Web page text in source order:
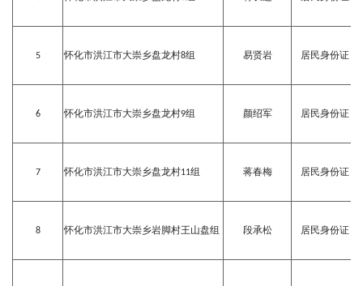
5 怀化市洪江市大崇乡盘龙村8组 易贤岩 居民身份证
6 怀化市洪江市大崇乡盘龙村9组 颜绍军 居民身份证
7 怀化市洪江市大崇乡盘龙村11组 蒋春梅 居民身份证
8 怀化市洪江市大崇乡岩脚村王山盘组 段承松 居民身份证